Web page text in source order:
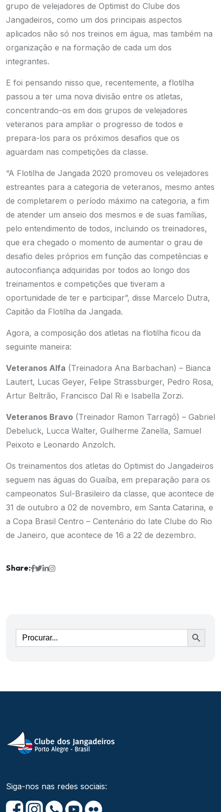
grupo de velejadores de Optimist do Clube dos
Jangadeiros, como um dos principais aspectos
aplicados não só nos treinos em água, mas também na
organização e na formação de cada um dos
integrantes.
E foi pensando nisso que, recentemente, a flotilha
passou a ter uma nova divisão entre os atletas,
concentrando-os em dois grupos de velejadores
veteranos para ampliar o progresso de todos e
prepara-los para os próximos desafios que os
aguardam nas competições da classe.
“A Flotilha de Jangada 2020 promoveu os velejadores
estreantes para a categoria de veteranos, mesmo antes
de completarem o período máximo na categoria, a fim
de atender um anseio dos mesmos e de suas famílias,
pelo entendimento de todos, incluindo os treinadores,
que era chegado o momento de aumentar o grau de
desafio deles próprios em função das competências e
autoconfiança adquiridas por todos ao longo dos
treinamentos e competições que tiveram a
oportunidade de ter e participar”, disse Marcelo Dutra,
Capitão da Flotilha da Jangada.
Agora, a composição dos atletas na flotilha ficou da
seguinte maneira:
Veteranos Alfa (Treinadora Ana Barbachan) – Bianca
Lautert, Lucas Geyer, Felipe Strassburger, Pedro Rosa,
Artur Beltrão, Francisco Dal Ri e Isabella Zorzi.
Veteranos Bravo (Treinador Ramon Tarragô) – Gabriel
Debeluck, Lucca Walter, Guilherme Zanella, Samuel
Peixoto e Leonardo Anzolch.
Os treinamentos dos atletas do Optimist do Jangadeiros
seguem nas águas do Guaíba, em preparação para os
campeonatos Sul-Brasileiro da classe, que acontece de
31 de outubro a 02 de novembro, em Santa Catarina, e
a Copa Brasil Centro – Centenário do Iate Clube do Rio
de Janeiro, que acontece de 16 a 22 de dezembro.
Share:
Ir
Siga-nos nas redes sociais: